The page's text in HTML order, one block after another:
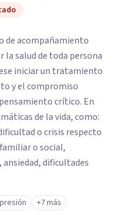
de acompañamiento
la salud de toda persona
iniciar un tratamiento
y el compromiso
crítico. En
de la vida, como:
o crisis respecto
o social,
dificultades
+7 más